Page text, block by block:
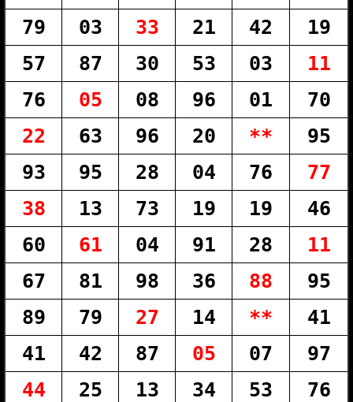
79
03 33 21 42
19
57
87 30 53 03
11
76
05 08 96 01
70
22
63 96 20 **
95
93
95 28 04 76
77
38
13 73 19 19
46
60
61 04 91 28
11
67
81 98 36 88
95
89
79 27 14 **
41
41
42 87 05 07
97
44
25 13 34 53
76